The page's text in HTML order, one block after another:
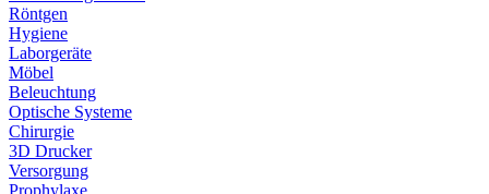
Röntgen
Hygiene
Laborgeräte
Möbel
Beleuchtung
Optische Systeme
Chirurgie
3D Drucker
Versorgung
Prophylaxe